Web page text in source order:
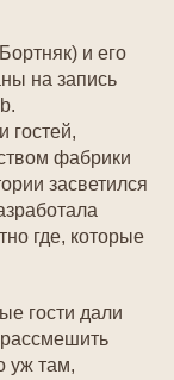
и его
на запись
гостей,
фабрики
засветился
где, которые
гости дали
уж там,